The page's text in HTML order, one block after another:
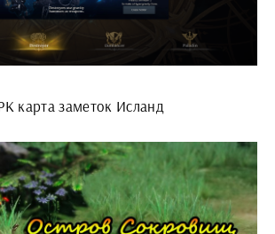
карта заметок Исланд